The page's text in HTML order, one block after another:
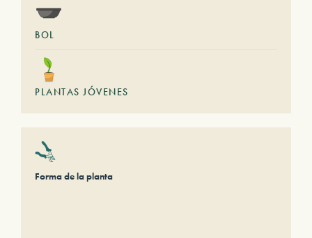
BOL
PLANTAS JÓVENES
Forma de la planta